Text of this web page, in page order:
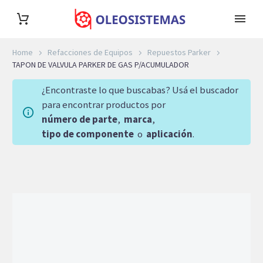
Home Refacciones de Equipos
Repuestos Parker
TAPON DE VALVULA PARKER DE GAS P/ACUMULADOR
¿Encontraste lo que buscabas? Usá el buscador
para encontrar productos por
número de parte, marca,
tipo de componente o aplicación.